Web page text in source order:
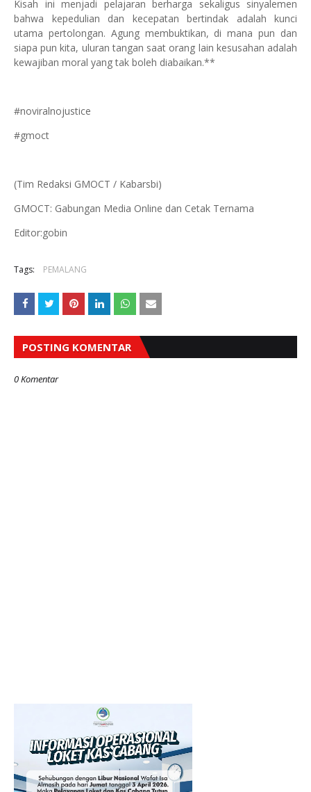
Kisah ini menjadi pelajaran berharga sekaligus sinyalemen
bahwa kepedulian dan kecepatan bertindak adalah kunci
utama pertolongan. Agung membuktikan, di mana pun dan
siapa pun kita, uluran tangan saat orang lain kesusahan adalah
kewajiban moral yang tak boleh diabaikan.**
#noviralnojustice
#gmoct
(Tim Redaksi GMOCT / Kabarsbi)
GMOCT: Gabungan Media Online dan Cetak Ternama
Editor:gobin
Tags: PEMALANG
POSTING KOMENTAR
0 Komentar